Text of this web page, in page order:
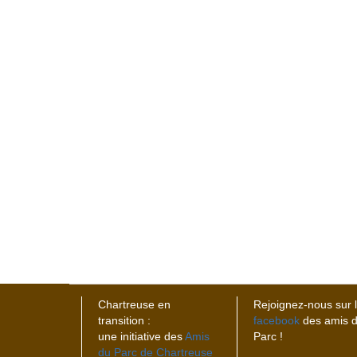
Chartreuse en
transition :
une initiative desAmis
du Parc de Chartreuse
Rejoignez-nous sur
facebook des amis
Parc !